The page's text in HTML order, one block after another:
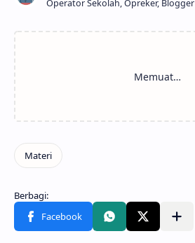
Operator Sekolah, Opreker, Blogger